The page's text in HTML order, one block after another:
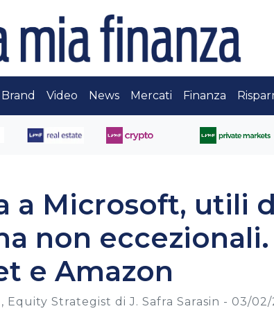
Brand Video News Mercati Finanza
a Microsoft, utili
non
e Amazon
Strategist di J. Safra Sarasin - 03/02/